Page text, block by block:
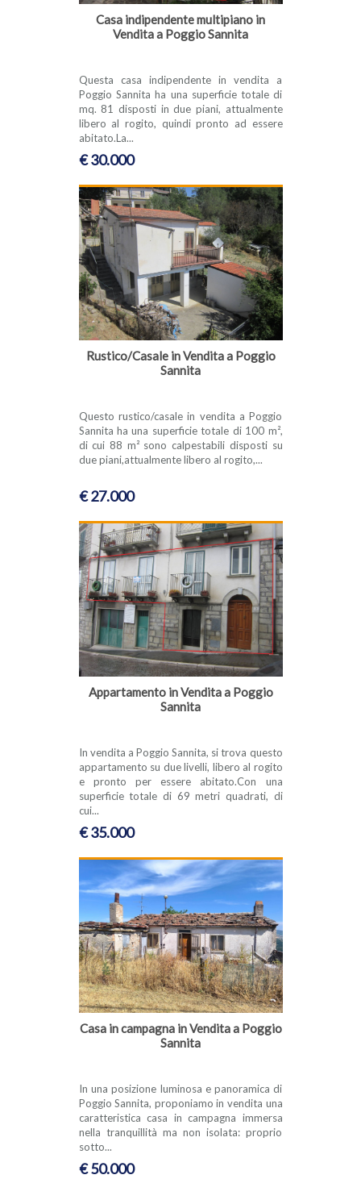
Casa indipendente multipiano in
Vendita a Poggio Sannita
Questa casa indipendente in vendita a
Poggio Sannita ha una superficie totale di
mq. 81 disposti in due piani, attualmente
libero al rogito, quindi pronto ad essere
abitato.La...
€ 30.000
Rustico/Casale in Vendita a Poggio
Sannita
Questo rustico/casale in vendita a Poggio
Sannita ha una superficie totale di 100 m²,
di cui 88 m² sono calpestabili disposti su
due piani,attualmente libero al rogito,...
€ 27.000
Appartamento in Vendita a Poggio
Sannita
In vendita a Poggio Sannita, si trova questo
appartamento su due livelli, libero al rogito
e pronto per essere abitato.Con una
superficie totale di 69 metri quadrati, di
cui...
€ 35.000
Casa in campagna in Vendita a Poggio
Sannita
In una posizione luminosa e panoramica di
Poggio Sannita, proponiamo in vendita una
caratteristica casa in campagna immersa
nella tranquillità ma non isolata: proprio
sotto...
€ 50.000